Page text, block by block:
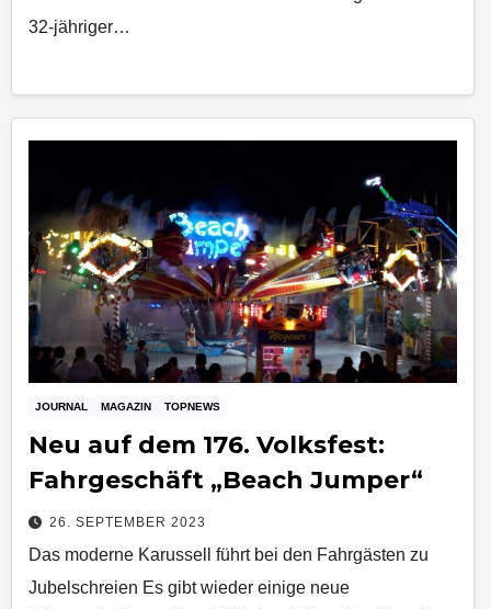
32-jähriger…
JOURNAL MAGAZIN TOPNEWS
Neu auf dem 176. Volksfest:
Fahrgeschäft „Beach Jumper“
26. SEPTEMBER 2023
Das moderne Karussell führt bei den Fahrgästen zu
Jubelschreien Es gibt wieder einige neue